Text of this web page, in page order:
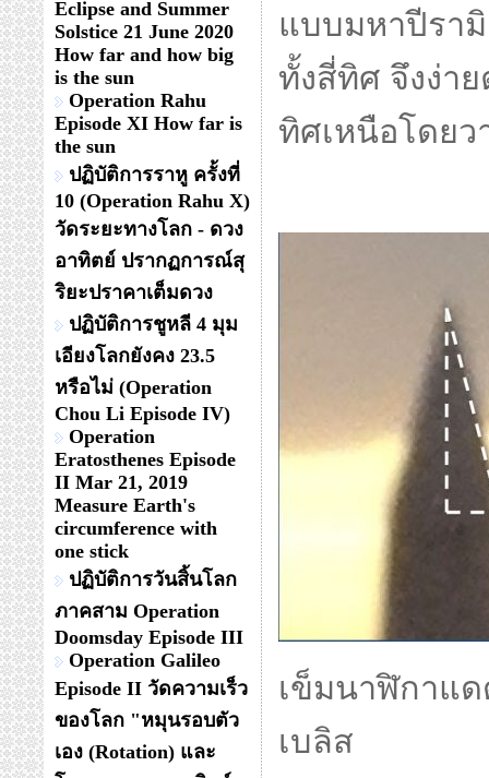
Eclipse and Summer
Solstice 21 June 2020
How far and how big
is the sun
Operation Rahu
Episode XI How far is
the sun
ปฏิบัติการราหู ครั้งที่
10 (Operation Rahu X)
วัดระยะทางโลก - ดวง
อาทิตย์ ปรากฏการณ์สุ
ริยะปราคาเต็มดวง
ปฏิบัติการชูหลี 4 มุม
เอียงโลกยังคง 23.5
หรือไม่ (Operation
Chou Li Episode IV)
Operation
Eratosthenes Episode
II Mar 21, 2019
Measure Earth's
circumference with
one stick
ปฏิบัติการวันสิ้นโลก
ภาคสาม Operation
Doomsday Episode III
Operation Galileo
Episode II วัดความเร็ว
ของโลก "หมุนรอบตัว
เอง (Rotation) และ
แบบมหาปีรา
ทั้งสี่ทิศ จึงง่า
ทิศเหนือโดย
เข็มนาฬิกาแ
เบลิส